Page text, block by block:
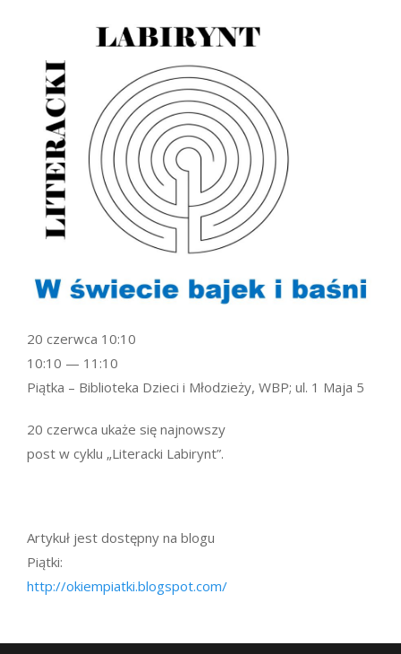
20 czerwca ukaże się najnowszy
post w cyklu „Literacki Labirynt”.
Artykuł jest dostępny na blogu
Piątki:
http://okiempiatki.blogspot.com/
20 czerwca 10:10
10:10 — 11:10
Piątka – Biblioteka Dzieci i Młodzieży, WBP; ul. 1 Maja 5